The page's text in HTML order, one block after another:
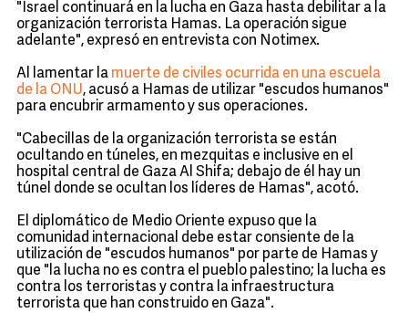
"Israel continuará en la lucha en Gaza hasta debilitar a la
organización terrorista Hamas. La operación sigue
adelante", expresó en entrevista con Notimex.
Al lamentar la muerte de civiles ocurrida en una escuela
de la ONU, acusó a Hamas de utilizar "escudos humanos"
para encubrir armamento y sus operaciones.
"Cabecillas de la organización terrorista se están
ocultando en túneles, en mezquitas e inclusive en el
hospital central de Gaza Al Shifa; debajo de él hay un
túnel donde se ocultan los líderes de Hamas", acotó.
El diplomático de Medio Oriente expuso que la
comunidad internacional debe estar consiente de la
utilización de "escudos humanos" por parte de Hamas y
que "la lucha no es contra el pueblo palestino; la lucha es
contra los terroristas y contra la infraestructura
terrorista que han construido en Gaza".